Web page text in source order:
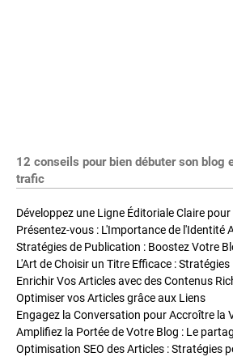
12 conseils pour bien débuter son blog
trafic
Développez une Ligne Éditoriale Claire
Présentez-vous : L'Importance de l'Identité
L'Art de Choisir un Titre Efficace :
Optimiser vos Articles grâce aux Liens
Engagez la Conversation pour Accroître la
Amplifiez la Portée de Votre Blog : Le